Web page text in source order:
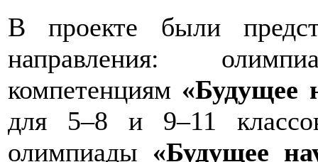
В проекте были
направления:
компетенциям «Будущее
для 5–8 и 9–11
олимпиады «Будущее